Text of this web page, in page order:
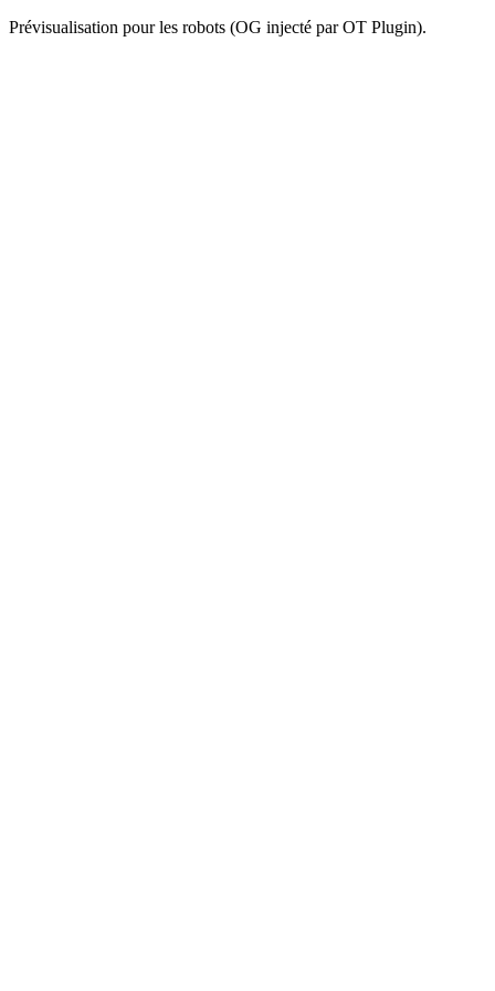
Prévisualisation pour les robots (OG injecté par OT Plugin).